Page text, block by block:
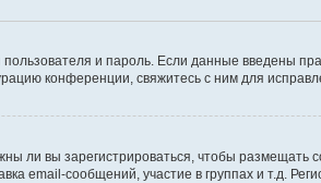
и пароль. Если данные введены
конференции, свяжитесь с ним для
ли вы зарегистрироваться, чтобы
сообщений, участие в группах и т.д.